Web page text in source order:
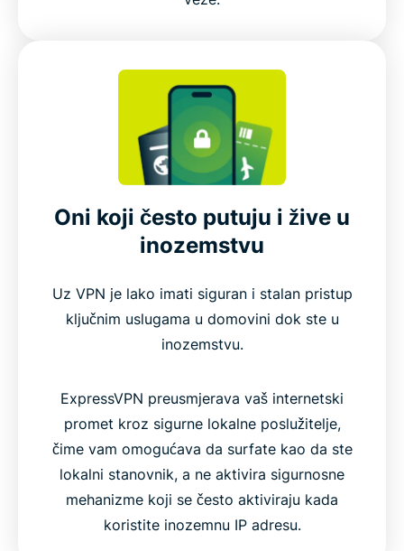
Oni koji često putuju i žive u
inozemstvu
Uz VPN je lako imati siguran i stalan pristup
ključnim uslugama u domovini dok ste u
inozemstvu.
ExpressVPN preusmjerava vaš internetski
promet kroz sigurne lokalne poslužitelje,
čime vam omogućava da surfate kao da ste
lokalni stanovnik, a ne aktivira sigurnosne
mehanizme koji se često aktiviraju kada
koristite inozemnu IP adresu.